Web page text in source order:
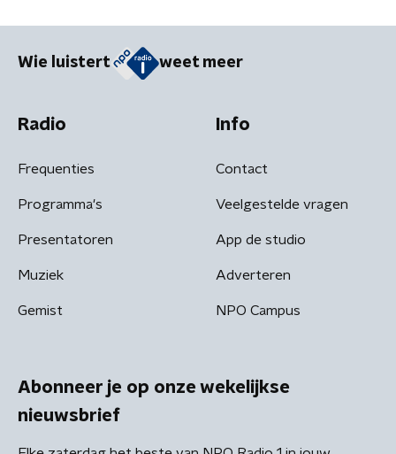
Wie luistert weet meer
Radio
Frequenties
Programma's
Presentatoren
Muziek
Gemist
Info
Contact
Veelgestelde vragen
App de studio
Adverteren
NPO Campus
Abonneer je op onze wekelijkse
nieuwsbrief